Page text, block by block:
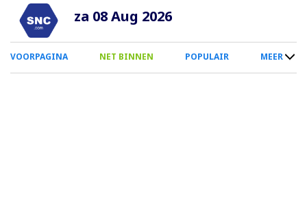
Overslaan
naar
inhoud
za 08 Aug 2026
0
Smartphone
VOORPAGINA NET BINNEN POPULAIR MEER